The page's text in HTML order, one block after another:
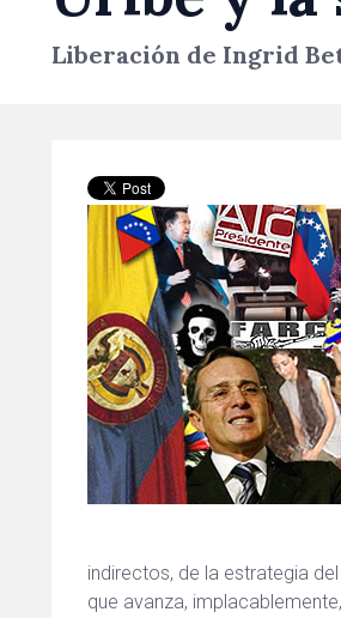
Liberación de Ingrid
indirectos, de la estrategia
que avanza,